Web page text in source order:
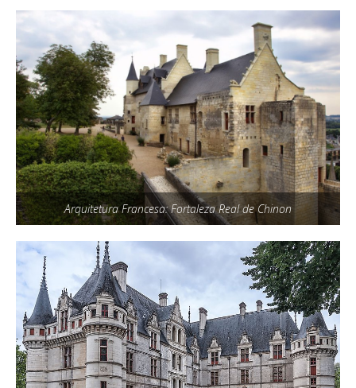
Arquitetura Francesa: Fortaleza Real de Chinon